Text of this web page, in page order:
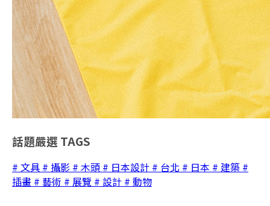
話題嚴選 TAGS
# 文具 # 攝影 # 木頭 # 日本設計 # 台北 # 日本 # 建築 #
插畫 # 藝術 # 展覽 # 設計 # 動物